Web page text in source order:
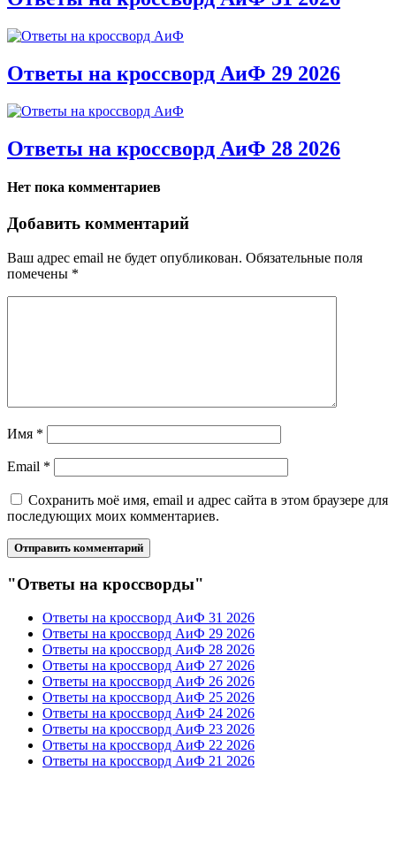
Ответы на кроссворд АиФ 29 2026
Ответы на кроссворд АиФ 28 2026
Нет пока комментариев
Добавить комментарий
Ваш адрес email не будет опубликован. Обязательные поля
помечены *
Имя *
Email *
Сохранить моё имя, email и адрес сайта в этом браузере для
последующих моих комментариев.
"Ответы на кроссворды"
Ответы на кроссворд АиФ 31 2026
Ответы на кроссворд АиФ 29 2026
Ответы на кроссворд АиФ 28 2026
Ответы на кроссворд АиФ 27 2026
Ответы на кроссворд АиФ 26 2026
Ответы на кроссворд АиФ 25 2026
Ответы на кроссворд АиФ 24 2026
Ответы на кроссворд АиФ 23 2026
Ответы на кроссворд АиФ 22 2026
Ответы на кроссворд АиФ 21 2026